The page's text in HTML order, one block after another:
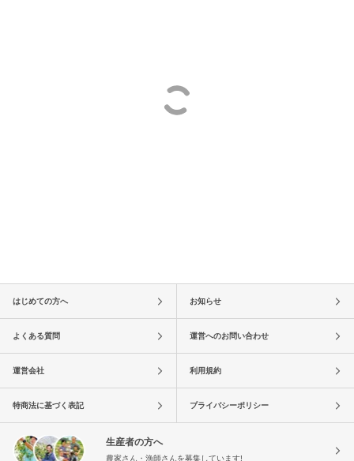
はじめての方へ お知らせ
よくある質問 運営へのお問い合わせ
運営会社 利用規約
特商法に基づく表記 プライバシーポリシー
生産者の方へ
農家さん・漁師さんを募集しています!